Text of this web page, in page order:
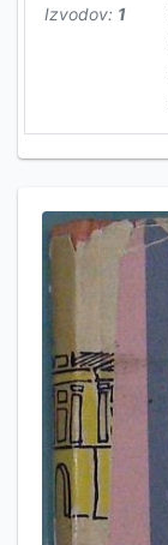
Izvodov: 1